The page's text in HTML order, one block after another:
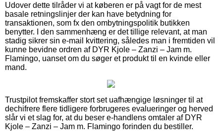
Udover dette tilråder vi at køberen er på vagt for de mest
basale retningslinjer der kan have betydning for
transaktionen, som fx den ombytningspolitik butikken
benytter. I den sammenhæng er det tillige relevant, at man
stadig sikrer sin e-mail kvittering, således man i fremtiden vil
kunne bevidne ordren af DYR Kjole – Zanzi – Jam m.
Flamingo, uanset om du søger et produkt til en kvinde eller
mand.
Trustpilot fremskaffer stort set uafhængige løsninger til at
dechifrere flere tidligere forbrugeres evalueringer og herved
slår vi et slag for, at du beser e-handlens omtaler af DYR
Kjole – Zanzi – Jam m. Flamingo forinden du bestiller.